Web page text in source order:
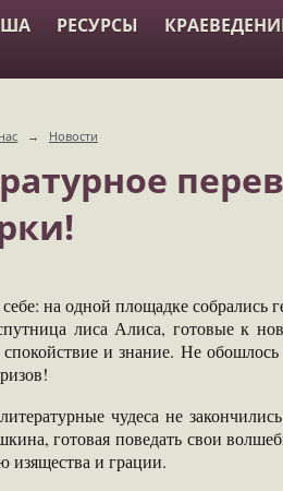
РЕСУРСЫ
→ Новости
себе: на одной площадке
лиса Алиса, готовые к
и знание. Не
чудеса не
готовая поведать свои
изящества и грации.